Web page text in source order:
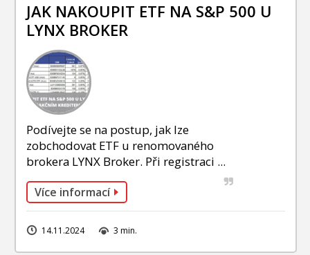
JAK NAKOUPIT ETF NA S&P 500 U
LYNX BROKER
Podívejte se na postup, jak lze
zobchodovat ETF u renomovaného
brokera LYNX Broker. Při registraci ...
Více informací
14.11.2024 3 min.